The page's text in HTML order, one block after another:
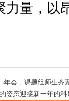
力量，以
年会，课题组师生
姿态迎接新一年的科